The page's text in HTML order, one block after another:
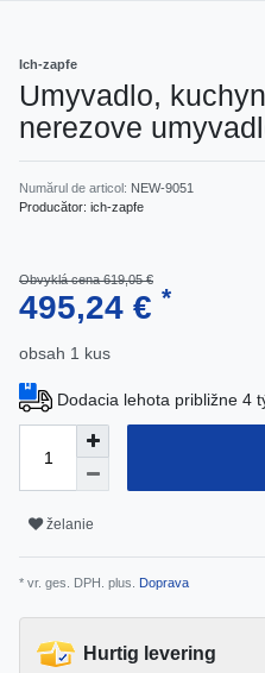
Ich-zapfe
Umyvadlo,
nerezove
Numărul de articol: NEW-9051
Producător: ich-zapfe
Obvyklá cena 619,05 €
495,24 € *
obsah 1 kus
Dodacia lehota približne 4
želanie
* vr. ges. DPH. plus. Doprava
Hurtig levering